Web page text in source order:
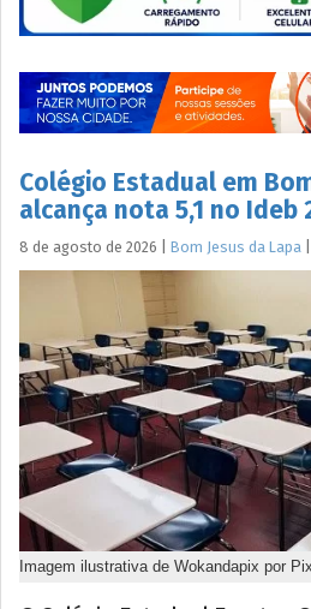
Colégio Estadual em
alcança nota 5,1 no Ideb
8 de agosto de 2026 Bom Jesus da Lapa
Imagem ilustrativa de Wokandapix por